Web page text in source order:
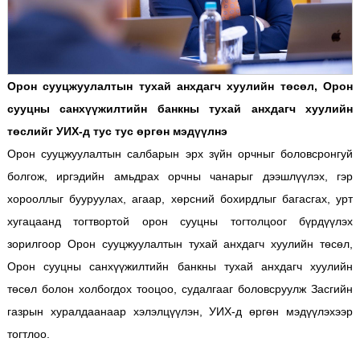
Орон сууцжуулалтын тухай анхдагч хуулийн төсөл, Орон
сууцны санхүүжилтийн банкны тухай анхдагч хуулийн
төслийг УИХ-д тус тус өргөн мэдүүлнэ
Орон сууцжуулалтын салбарын эрх зүйн орчныг боловсронгуй
болгож, иргэдийн амьдрах орчны чанарыг дээшлүүлэх, гэр
хорооллыг бууруулах, агаар, хөрсний бохирдлыг багасгах, урт
хугацаанд тогтвортой орон сууцны тогтолцоог бүрдүүлэх
зорилгоор Орон сууцжуулалтын тухай анхдагч хуулийн төсөл,
Орон сууцны санхүүжилтийн банкны тухай анхдагч хуулийн
төсөл болон холбогдох тооцоо, судалгааг боловсруулж Засгийн
газрын хуралдаанаар хэлэлцүүлэн, УИХ-д өргөн мэдүүлэхээр
тогтлоо.